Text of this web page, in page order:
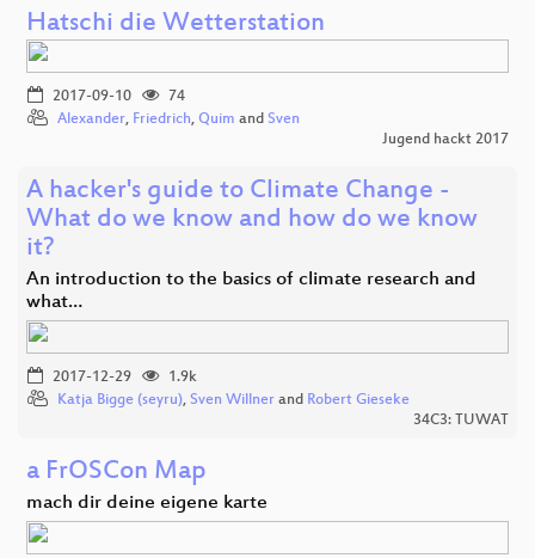
Hatschi die Wetterstation
2017-09-10
74
Alexander, Friedrich, Quim and Sven
Jugend hackt 2017
A hacker's guide to Climate Change -
What do we know and how do we know
it?
An introduction to the basics of climate research and
what…
2017-12-29
1.9k
Katja Bigge (seyru), Sven Willner and Robert Gieseke
34C3: TUWAT
a FrOSCon Map
mach dir deine eigene karte